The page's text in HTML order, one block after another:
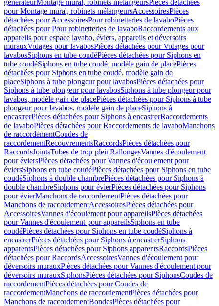
générateurMontage mural, robinets mélangeursPièces détachées
pour Montage mural, robinets mélangeursAccessoiresPièces
détachées pour AccessoiresPour robinetteries de lavaboPièces
détachées pour Pour robinetteries de lavaboRaccordements aux
appareils pour espace lavabo, éviers, appareils et déversoirs
murauxVidages pour lavabosPièces détachées pour Vidages pour
lavabosSiphons en tube coudéPièces détachées pour Siphons en
tube coudéSiphons en tube coudé, modèle gain de placePièces
détachées pour Siphons en tube coudé, modèle gain de
placeSiphons à tube plongeur pour lavabosPièces détachées pour
Siphons à tube plongeur pour lavabosSiphons à tube plongeur pour
lavabos, modèle gain de placePièces détachées pour Siphons à tube
plongeur pour lavabos, modèle gain de placeSiphons à
encastrerPièces détachées pour Siphons à encastrerRaccordements
de lavaboPièces détachées pour Raccordements de lavaboManchons
de raccordementCoudes de
raccordementRecouvrementsRaccordsPièces détachées pour
RaccordsJointsTubes de trop-pleinRallongesVannes d'écoulement
pour éviersPièces détachées pour Vannes d'écoulement pour
éviersSiphons en tube coudéPièces détachées pour Siphons en tube
coudéSiphons à double chambrePièces détachées pour Siphons à
double chambreSiphons pour évierPièces détachées pour Siphons
pour évierManchons de raccordementPièces détachées pour
Manchons de raccordementAccessoiresPièces détachées pour
AccessoiresVannes d'écoulement pour appareilsPièces détachées
pour Vannes d'écoulement pour appareilsSiphons en tube
coudéPièces détachées pour Siphons en tube coudéSiphons à
encastrerPièces détachées pour Siphons à encastrerSiphons
apparentsPièces détachées pour Siphons apparentsRaccordsPièces
détachées pour RaccordsAccessoiresVannes d'écoulement pour
déversoirs murauxPièces détachées pour Vannes d'écoulement pour
déversoirs murauxSiphonsPièces détachées pour SiphonsCoudes de
raccordementPièces détachées pour Coudes de
raccordementManchons de raccordementPièces détachées pour
Manchons de raccordementBondesPièces détachées pour